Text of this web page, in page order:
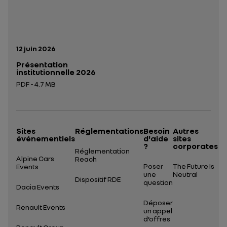
Date de publication:
12 juin 2026
Présentation
institutionnelle 2026
PDF - 4.7 MB
Sites
événementiels
Alpine Cars
Events
Dacia Events
Renault Events
Réglementations
Réglementation
Reach
Dispositif RDE
Besoin
d'aide
?
Poser
une
question
Déposer
un appel
d’offres
Autres
sites
corporates
The Future Is
Neutral